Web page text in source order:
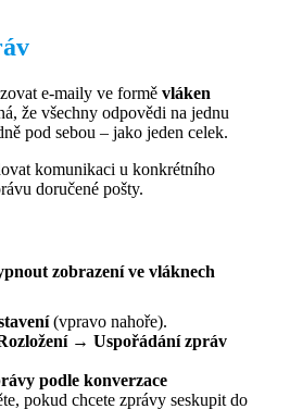
e-maily ve formě vláken
že všechny odpovědi na jednu
pod sebou – jako jeden celek.
komunikaci u konkrétního
doručené pošty.
zobrazení ve vláknech
(vpravo nahoře).
→ Uspořádání zpráv
podle konverzace
pokud chcete zprávy seskupit do